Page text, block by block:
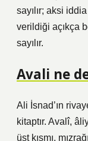
sayılır; aksi
verildiği açıkça
sayılır.
Avali ne
Ali İsnad’ın
kitaptır. Avalî,
üst kısmı,